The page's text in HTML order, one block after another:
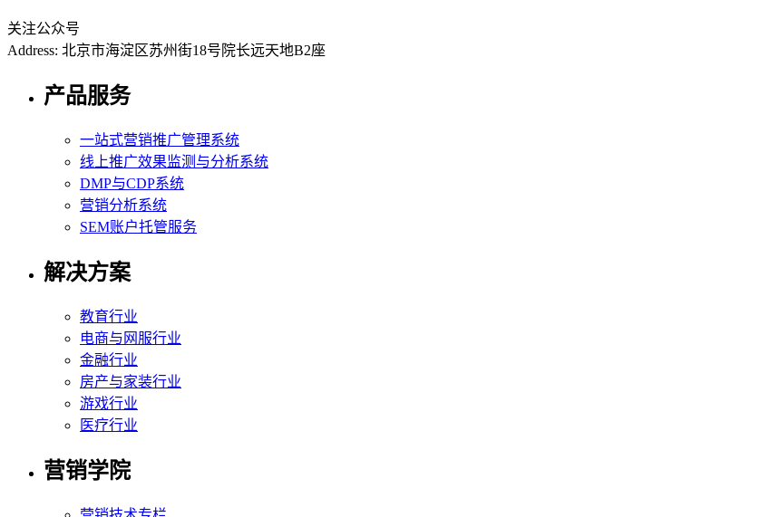
关注公众号
Address: 北京市海淀区苏州街18号院长远天地B2座
产品服务
一站式营销推广管理系统
线上推广效果监测与分析系统
DMP与CDP系统
营销分析系统
SEM账户托管服务
解决方案
教育行业
电商与网服行业
金融行业
房产与家装行业
游戏行业
医疗行业
营销学院